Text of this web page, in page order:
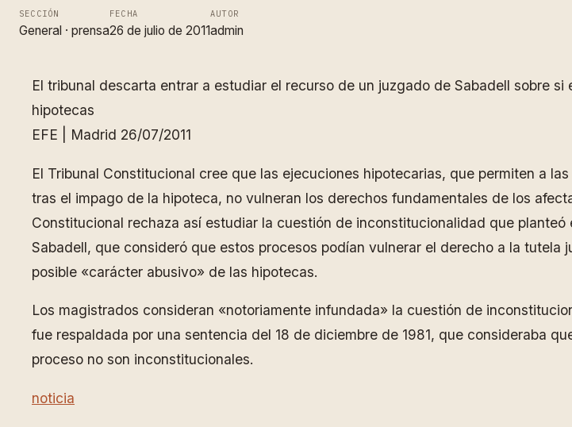
SECCIÓN
General · prensa
FECHA
26 de julio de 2011
AUTOR
admin
El tribunal descarta entrar a estudiar el recurso de un juzgado de Sabadell sobre
hipotecas
EFE | Madrid 26/07/2011
El Tribunal Constitucional cree que las ejecuciones hipotecarias, que permiten a
tras el impago de la hipoteca, no vulneran los derechos fundamentales de los
Constitucional rechaza así estudiar la cuestión de inconstitucionalidad que
Sabadell, que consideró que estos procesos podían vulnerar el derecho a la
posible «carácter abusivo» de las hipotecas.
Los magistrados consideran «notoriamente infundada» la cuestión de
fue respaldada por una sentencia del 18 de diciembre de 1981, que consideraba
proceso no son inconstitucionales.
noticia